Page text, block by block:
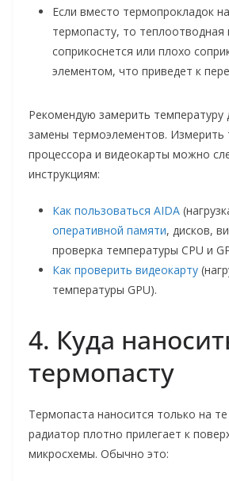
Если вместо термопрокладок
термопасту, то теплоотводная
соприкоснется или плохо
элементом, что приведет к
Рекомендую замерить температуру
замены термоэлементов. Измерить
процессора и видеокарты можно
инструкциям:
Как пользоваться AIDA
оперативной памяти, дисков,
проверка температуры CPU и
Как проверить видеокарту
температуры GPU).
4. Куда
термопасту
Термопаста наносится только на
радиатор плотно прилегает к
микросхемы. Обычно это: